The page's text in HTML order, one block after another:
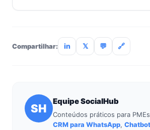
Compartilhar: in 𝕏 💬 🔗
SH
Equipe SocialHub
Conteúdos práticos para
CRM para WhatsApp,